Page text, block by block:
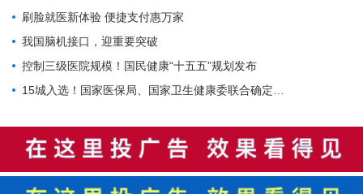
刷脸就医新体验 便捷支付惠万家
我国脑机接口，迎重要突破
控制三级医院规模！国民健康“十五五”规划发布
15城入选！国家医保局、国家卫生健康委联合确定基层医疗卫生重点联系城市